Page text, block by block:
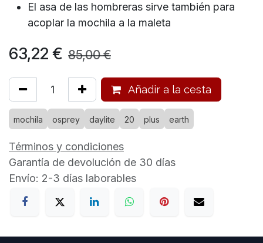
El asa de las hombreras sirve también para
acoplar la mochila a la maleta
63,22 € 85,00€
Añadir a la cesta
mochila osprey daylite 20 plus earth
Términos y condiciones
Garantía de devolución de 30 días
Envío: 2-3 días laborables